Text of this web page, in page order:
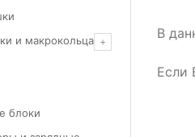
и макрокольца
блоки
В
Если